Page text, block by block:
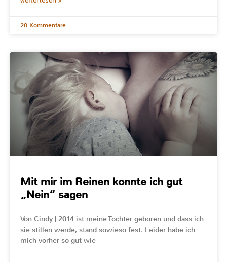
20 Kommentare
Mit mir im Reinen konnte ich gut
„Nein“ sagen
Von Cindy | 2014 ist meine Tochter geboren und dass ich
sie stillen werde, stand sowieso fest. Leider habe ich
mich vorher so gut wie